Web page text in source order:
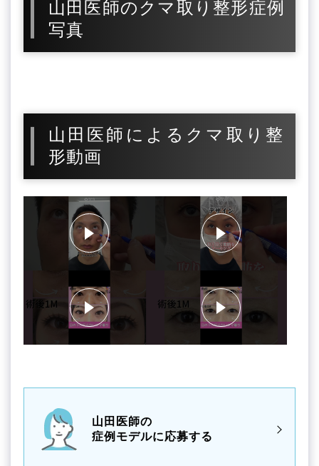
山田医師のクマ取り整形症例
写真
山田医師によるクマ取り整
形動画
山田医師の
症例モデルに応募する